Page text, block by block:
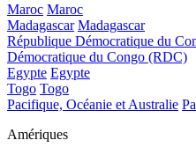
Maroc Maroc
Madagascar Madagascar
République Démocratique du
Démocratique du Congo (RDC)
Egypte Egypte
Togo Togo
Pacifique, Océanie et Australie
Amériques